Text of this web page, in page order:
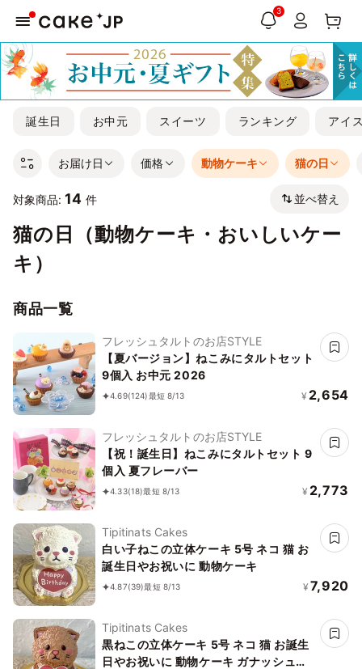
3
誕生日 お中元 スイーツ ランキング アイ
お届け日 価格 動物ケーキ 猫の日
対象商品: 14 件 並べ替え
猫の日（動物ケーキ・おいしいケー
キ）
商品一覧
フレッシュタルトのお店STYLE
【夏バージョン】ねこみにタルトセット
9個入 お中元 2026
4.69(124)最短 8/13 ¥ 2,654
フレッシュタルトのお店STYLE
【祝！誕生日】ねこみにタルトセット 9
個入 夏フレーバー
4.33(18)最短 8/13 ¥ 2,773
Tipitinats Cakes
白い子ねこの立体ケーキ 5号 ネコ 猫 お
誕生日やお祝いに 動物ケーキ
4.87(39)最短 8/13 ¥ 7,920
Tipitinats Cakes
黒ねこの立体ケーキ 5号 ネコ 猫 お誕生
日やお祝いに 動物ケーキ ガナッシュク